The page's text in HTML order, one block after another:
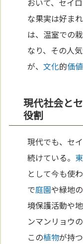
な果実は好まれ
は、温室での
なり、その人
が、文化的価値
現代社会と
役割
現代でも、セ
続けている。
として今も使
で庭園や緑地の
境保護活動や
ンマンリョウ
この植物が持